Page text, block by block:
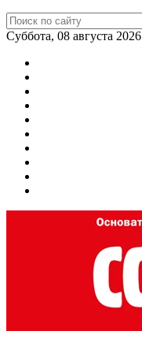
Суббота, 08 августа 2026